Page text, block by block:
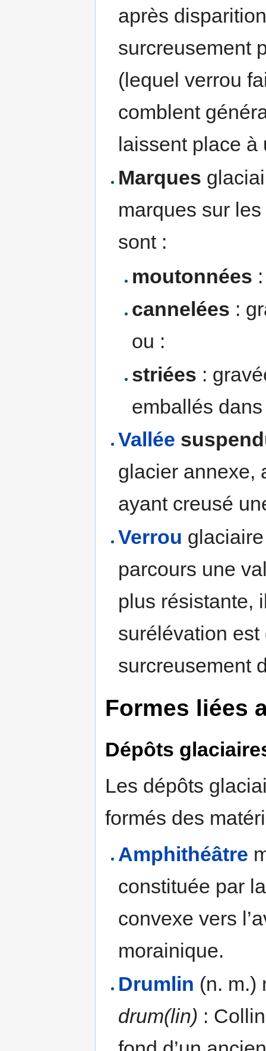
après
surcreusement
(lequel verrou
comblent
laissent place
Marques
marques sur
sont :
moutonnées
cannelées :
ou :
striées :
emballés
Vallée
glacier annexe,
ayant creusé
Verrou
parcours une
plus résistante,
surélévation
surcreusement
Formes liées
Dépôts
Les dépôts
formés des
Amphithéâtre
constituée par
convexe vers
morainique.
Drumlin (n. m.)
drum(lin) :